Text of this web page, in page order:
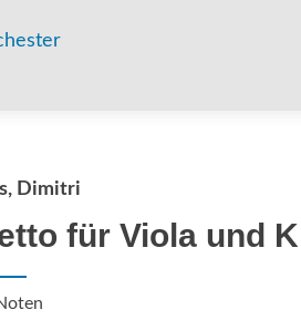
Dimitri
für Viola und